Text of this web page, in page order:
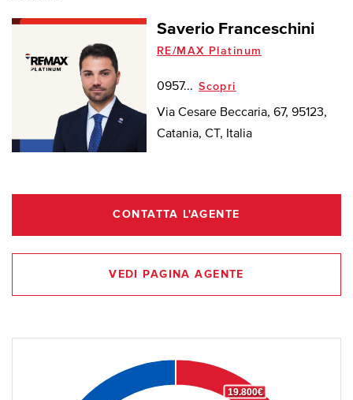
Saverio Franceschini
RE/MAX Platinum
0957... Scopri
Via Cesare Beccaria, 67, 95123,
Catania, CT, Italia
CONTATTA L'AGENTE
VEDI PAGINA AGENTE
19.800€